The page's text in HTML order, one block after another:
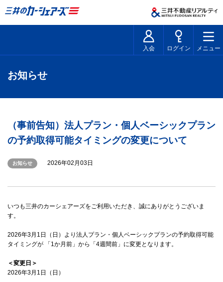
入会 ログイン メニュー
お知らせ
（事前告知）法人プラン・個人ベーシックプラン
の予約取得可能タイミングの変更について
お知らせ 2026年02月03日
いつも三井のカーシェアーズをご利用いただき、誠にありがとうございま
す。
2026年3月1日（日）より法人プラン・個人ベーシックプランの予約取得可能
タイミングが 「1か月前」から「4週間前」に変更となります。
＜変更日＞
2026年3月1日（日）